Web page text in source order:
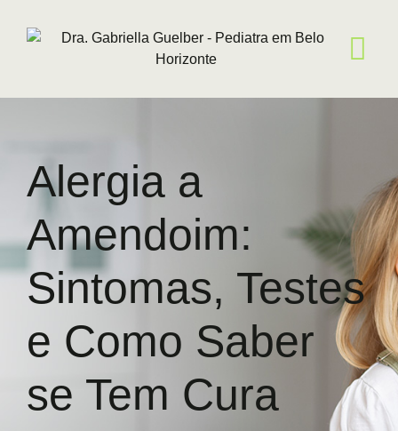
Alergia a
Amendoim:
Sintomas, Testes
e Como Saber
se Tem Cura